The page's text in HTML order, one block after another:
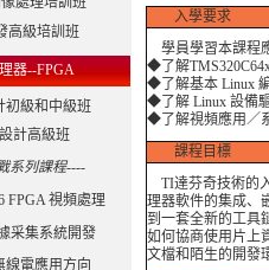
高級培訓班
器--FPGA
初級和中級班
計高級班
系列課程----
FPGA 視頻處理
采集系統開發
線電應用方向
入學要求
學員學習本課程
◆了解
◆了解基本 Linux
◆了解 Linux 設備驅
◆了解視頻應用／
課程目標
TI達芬奇技術的
理器軟件的集成、
到一套全新的工具
如何協商使用片上
文檔和陌生的開發